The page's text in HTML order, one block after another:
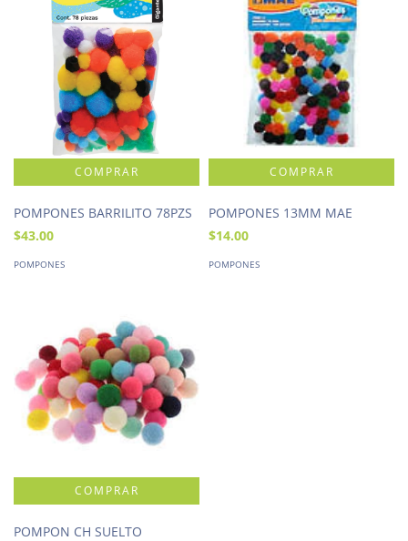
POMPONES BARRILITO 78PZS
$43.00
POMPONES
POMPONES 13MM MAE
$14.00
POMPONES
POMPON CH SUELTO